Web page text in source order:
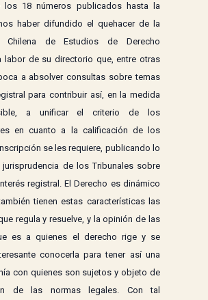
los 18 números publicados hasta la
haber difundido el quehacer de la
Chilena de Estudios de Derecho
labor de su directorio que, entre otras
a absolver consultas sobre temas
para contribuir así, en la medida
a unificar el criterio de los
en cuanto a la calificación de los
se les requiere, publicando lo
de los Tribunales sobre
registral. El Derecho es dinámico
tienen estas características las
regula y resuelve, y la opinión de las
es a quienes el derecho rige y se
conocerla para tener así una
con quienes son sujetos y objeto de
de las normas legales. Con tal